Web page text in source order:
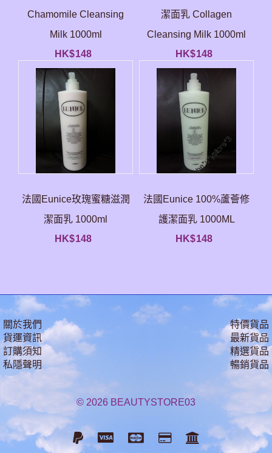
Chamomile Cleansing
Milk 1000ml
HK$148
潔面乳 Collagen
Cleansing Milk 1000ml
HK$148
法國Eunice玫瑰蜜糖滋潤
潔面乳 1000ml
HK$148
法國Eunice 100%蘆薈修
護潔面乳 1000ML
HK$148
關於我們
貨運資訊
訂購須知
私隱聲明
特價貨品
最新貨品
精選貨品
暢銷貨品
© 2026 BEAUTYSTORE03